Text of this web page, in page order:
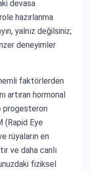
devasa
hazırlanma
yalnız değilsiniz;
deneyimler
faktörlerden
artıran hormonal
progesteron
(Rapid Eye
rüyaların en
ve daha canlı
fiziksel